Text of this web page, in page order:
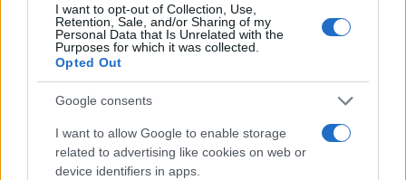
I want to opt-out of Collection, Use,
Retention, Sale, and/or Sharing of my
Personal Data that Is Unrelated with the
Purposes for which it was collected.
Opted Out
Google consents
I want to allow Google to enable storage
related to advertising like cookies on web or
device identifiers in apps.
e performance
Marco Tessari · 8 Ago 2026